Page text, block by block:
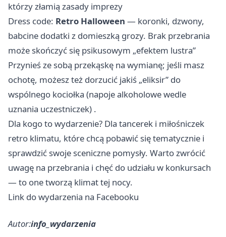
którzy złamią zasady imprezy
Dress code: Retro Halloween — koronki, dzwony,
babcine dodatki z domieszką grozy. Brak przebrania
może skończyć się psikusowym „efektem lustra”
Przynieś ze sobą przekąskę na wymianę; jeśli masz
ochotę, możesz też dorzucić jakiś „eliksir” do
wspólnego kociołka (napoje alkoholowe wedle
uznania uczestniczek) .
Dla kogo to wydarzenie? Dla tancerek i miłośniczek
retro klimatu, które chcą pobawić się tematycznie i
sprawdzić swoje sceniczne pomysły. Warto zwrócić
uwagę na przebrania i chęć do udziału w konkursach
— to one tworzą klimat tej nocy.
Link do wydarzenia na Facebooku
Autor:info_wydarzenia